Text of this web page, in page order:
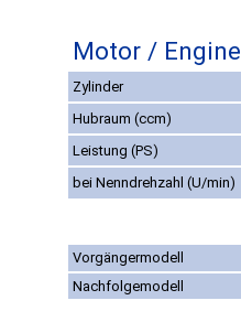
Motor / Engine
Zylinder
Hubraum (ccm)
Leistung (PS)
bei Nenndrehzahl (U/min)
Vorgängermodell
Nachfolgemodell